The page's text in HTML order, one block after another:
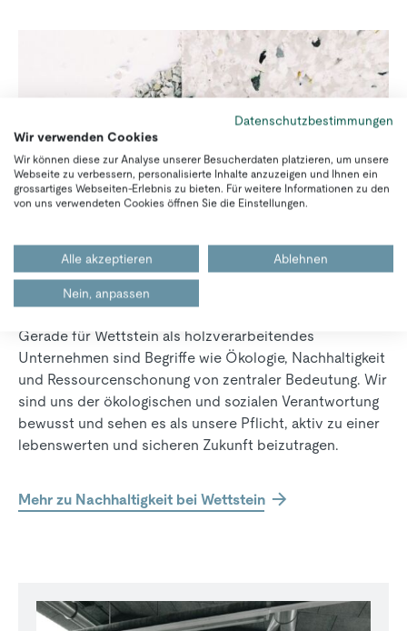
Nachhaltigkeit bei Wettstein
Gerade für Wettstein als holzverarbeitendes
Unternehmen sind Begriffe wie Ökologie, Nachhaltigkeit
und Ressourcenschonung von zentraler Bedeutung. Wir
sind uns der ökologischen und sozialen Verantwortung
bewusst und sehen es als unsere Pflicht, aktiv zu einer
lebenswerten und sicheren Zukunft beizutragen.
Mehr zu Nachhaltigkeit bei Wettstein
Datenschutzbestimmungen
Wir verwenden Cookies
Wir können diese zur Analyse unserer Besucherdaten platzieren, um unsere
Webseite zu verbessern, personalisierte Inhalte anzuzeigen und Ihnen ein
grossartiges Webseiten-Erlebnis zu bieten. Für weitere Informationen zu den
von uns verwendeten Cookies öffnen Sie die Einstellungen.
Alle akzeptieren Ablehnen
Nein, anpassen